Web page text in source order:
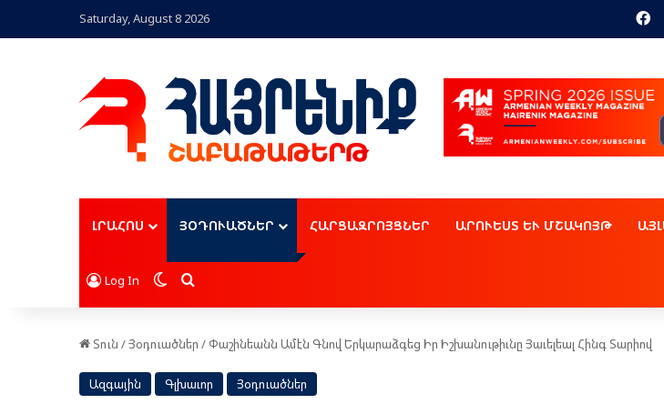
Saturday, August 8 2026
ԼՐԱՀՈՍ ՅՕԴՈՒԱԾՆԵՐ ՀԱՐՑԱԶՐՈՅՑՆԵՐ ԱՐՈՒԵՍՏ ԵՒ ՄՇԱԿՈՅԹ
Log In Switch skin
Որոնել
Տուն /Յօդուածներ / Փաշինեանն Ամէն Գնով Երկարաձգեց Իր Իշխանութիւնը Յաւելեալ Հինգ Տարիով
Ազգային Գլխաւոր Յօդուածներ